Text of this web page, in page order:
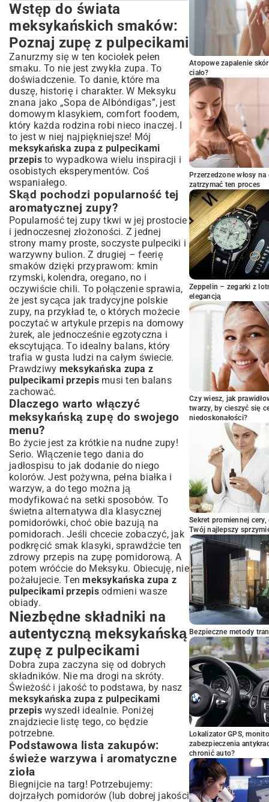
Wstęp do świata meksykańskich
smaków: Poznaj zupę z pulpecikami
Skąd pochodzi popularność tej
aromatycznej zupy?
Dlaczego warto włączyć meksykańską
zupę do swojego menu?
Niezbędne składniki na autentyczną
meksykańską zupę z pulpecikami
Podstawowa lista zakupów: świeże
warzywa i aromatyczne zioła
Jakie mięso wybrać do soczystych
pulpecików?
Sekretne składniki dla głębi i ostrości
smaku
Idealne pulpeciki do zupy: Przepis krok
po kroku
Przygotowanie masy na pulpeciki:
proporcje i technika mieszania
Formowanie i delikatne obsmażanie kulek
mięsnych
Baza zupy: Bogaty bulion i warzywna
esencja meksykańskiej kuchni
Jak ugotować aromatyczny bulion –
fundament smaku?
Duszenie warzyw i przypraw: wydobywanie
pełni aromatów
Rola papryczek chili i pomidorów w
meksykańskiej zupie
Łączenie smaków i techniki gotowania:
Kompletna zupa na stole
Kiedy dodać pulpeciki oraz pozostałe
składniki?
Czas gotowania i osiąganie idealnej
konsystencji
Jak prawidłowo doprawić zupę przed
podaniem?
Wariacje i porady: Dostosuj
meksykańską zupę do swoich upodobań
Opcje wegetariańskie i wegańskie:
modyfikacje przepisu
Wersja łagodna dla dzieci i mniej ostrych
smakoszy
Szybka zupa: triki na oszczędność czasu w
kuchni
Najczęściej zadawane pytania
dotyczące meksykańskiej zupy z
pulpecikami
Czy zupę meksykańską można
przechowywać w lodówce?
Jak długo meksykańska zupa zachowuje
świeżość?
Jakie dodatki najlepiej pasują do zupy z
pulpecikami?
Podsumowanie: Delektuj się smakiem
Meksyku we własnym domu
Wstęp do świata
meksykańskich smaków:
Poznaj zupę z pulpecikami
Zanurzmy się w ten kociołek pełen
smaku. To nie jest zwykła zupa. To
doświadczenie. To danie, które ma
duszę, historię i charakter. W Meksyku
znana jako „Sopa de Albóndigas”, jest
domowym klasykiem, comfort foodem,
który każda rodzina robi nieco inaczej. I
to jest w niej najpiękniejsze! Mój
meksykańska zupa z pulpecikami
przepisto wypadkowa wielu inspiracji i
osobistych eksperymentów. Coś
wspaniałego.
Skąd pochodzi popularność tej
aromatycznej zupy?
Popularność tej zupy tkwi w jej prostocie
i jednoczesnej złożoności. Z jednej
strony mamy proste, soczyste pulpeciki i
warzywny bulion. Z drugiej – feerię
smaków dzięki przyprawom: kmin
rzymski, kolendra, oregano, no i
oczywiście chili. To połączenie sprawia,
że jest sycąca jak tradycyjne polskie
zupy, na przykład te, o których możecie
poczytać w artykule przepis na domowy
żurek, ale jednocześnie egzotyczna i
ekscytująca. To idealny balans, który
trafia w gusta ludzi na całym świecie.
Prawdziwy meksykańska zupa z
pulpecikami przepismusi ten balans
zachować.
Dlaczego warto włączyć
meksykańską zupę do swojego
menu?
Bo życie jest za krótkie na nudne zupy!
Serio. Włączenie tego dania do
jadłospisu to jak dodanie do niego
kolorów. Jest pożywna, pełna białka i
warzyw, a do tego można ją
modyfikować na setki sposobów. To
świetna alternatywa dla klasycznej
pomidorówki, choć obie bazują na
pomidorach. Jeśli chcecie zobaczyć, jak
podkręcić smak klasyki, sprawdźcie ten
zdrowy przepis na zupę pomidorową. A
potem wróćcie do Meksyku. Obiecuję, nie
pożałujecie. Tenmeksykańska zupa z
pulpecikami przepisodmieni wasze
obiady.
Niezbędne składniki na
autentyczną meksykańską
zupę z pulpecikami
Dobra zupa zaczyna się od dobrych
składników. Nie ma drogi na skróty.
Świeżość i jakość to podstawa, by nasz
meksykańska zupa z pulpecikami
przepiswyszedł idealnie. Poniżej
znajdziecie listę tego, co będzie
potrzebne.
Podstawowa lista zakupów:
świeże warzywa i aromatyczne
zioła
Biegnijcie na targ! Potrzebujemy:
dojrzałych pomidorów (lub dobrej jakości
Atopowe zapalenie
ciało?
Przerzedzone włosy
zatrzymać ten proces
Zeppelin – zegarki z
elegancją
Czy wiesz, jak
twarzy, by cieszyć się
niedoskonałości?
Sekret promiennej
Twój najlepszy
Bezpieczne metody
Lokalizator GPS,
zabezpieczenia
chronić auto?